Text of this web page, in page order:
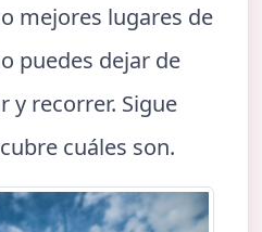
mejores lugares de
puedes dejar de
y recorrer. Sigue
cuáles son.